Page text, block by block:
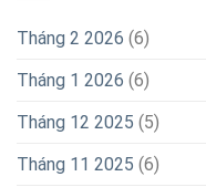
Tháng 2 2026 (6)
Tháng 1 2026 (6)
Tháng 12 2025 (5)
Tháng 11 2025 (6)